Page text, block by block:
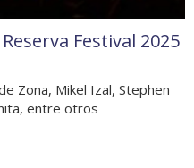
Festival 2025
Zona, Mikel Izal, Stephen
entre otros